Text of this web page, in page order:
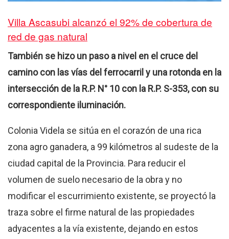
Villa Ascasubi alcanzó el 92% de cobertura de
red de gas natural
También se hizo un paso a nivel en el cruce del
camino con las vías del ferrocarril y una rotonda en la
intersección de la R.P. N° 10 con la R.P. S-353, con su
correspondiente iluminación.
Colonia Videla se sitúa en el corazón de una rica
zona agro ganadera, a 99 kilómetros al sudeste de la
ciudad capital de la Provincia. Para reducir el
volumen de suelo necesario de la obra y no
modificar el escurrimiento existente, se proyectó la
traza sobre el firme natural de las propiedades
adyacentes a la vía existente, dejando en estos